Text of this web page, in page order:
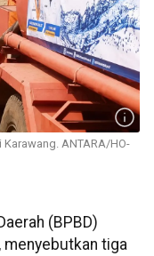
ANTARA/HO-
(BPBD)
menyebutkan tiga